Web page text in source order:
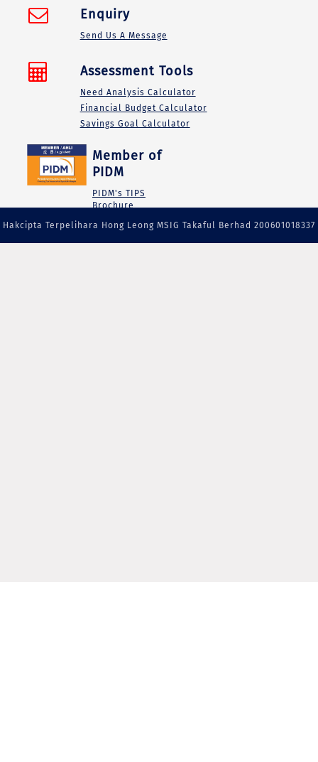
Enquiry
Send Us A Message
Assessment Tools
Need Analysis Calculator
Financial Budget Calculator
Savings Goal Calculator
Member of
PIDM
PIDM's TIPS
Brochure
Hakcipta Terpelihara Hong Leong MSIG Takaful Berhad 200601018337